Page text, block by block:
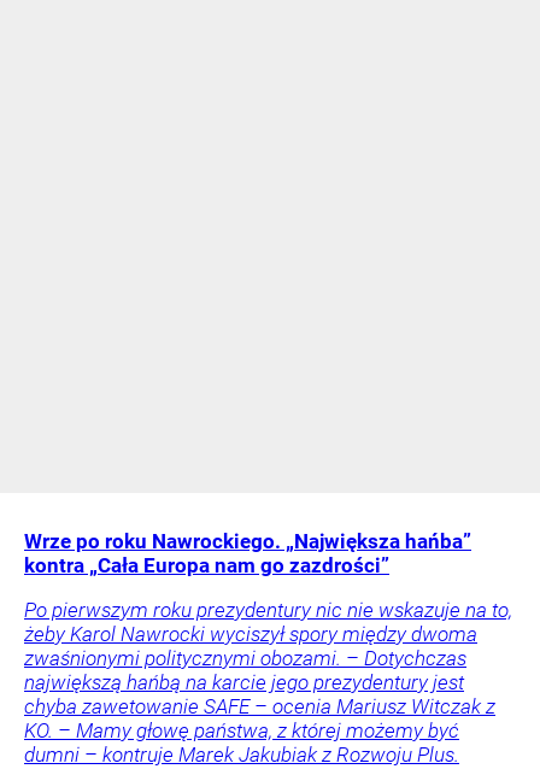
Wrze po roku Nawrockiego. „Największa hańba”
kontra „Cała Europa nam go zazdrości”
Po pierwszym roku prezydentury nic nie wskazuje na to,
żeby Karol Nawrocki wyciszył spory między dwoma
zwaśnionymi politycznymi obozami. – Dotychczas
największą hańbą na karcie jego prezydentury jest
chyba zawetowanie SAFE – ocenia Mariusz Witczak z
KO. – Mamy głowę państwa, z której możemy być
dumni – kontruje Marek Jakubiak z Rozwoju Plus.